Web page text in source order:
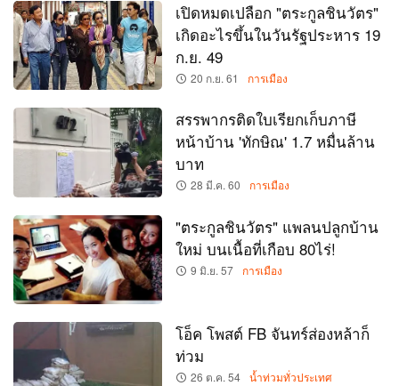
เปิดหมดเปลือก "ตระกูลชินวัตร"
เกิดอะไรขึ้นในวันรัฐประหาร 19
ก.ย. 49
20 ก.ย. 61 การเมือง
สรรพากรติดใบเรียกเก็บภาษี
หน้าบ้าน 'ทักษิณ' 1.7 หมื่นล้าน
บาท
28 มี.ค. 60 การเมือง
"ตระกูลชินวัตร" แพลนปลูกบ้าน
ใหม่ บนเนื้อที่เกือบ 80ไร่!
9 มิ.ย. 57 การเมือง
โอ็ค โพสต์ FB จันทร์ส่องหล้าก็
ท่วม
26 ต.ค. 54 น้ำท่วมทั่วประเทศ